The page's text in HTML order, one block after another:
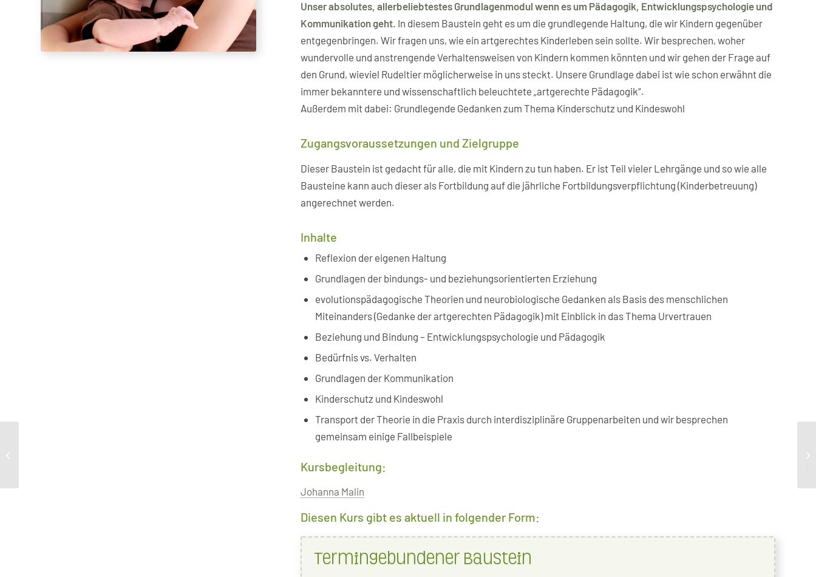
Unser absolutes, allerbeliebtestes Grundlagenmodul wenn es um Pädagogik, Entwicklungspsychologie und
Kommunikation geht. In diesem Baustein geht es um die grundlegende Haltung, die wir Kindern gegenüber
entgegenbringen. Wir fragen uns, wie ein artgerechtes Kinderleben sein sollte. Wir besprechen, woher
wundervolle und anstrengende Verhaltensweisen von Kindern kommen könnten und wir gehen der Frage auf
den Grund, wieviel Rudeltier möglicherweise in uns steckt. Unsere Grundlage dabei ist wie schon erwähnt die
immer bekanntere und wissenschaftlich beleuchtete „artgerechte Pädagogik“.
Außerdem mit dabei: Grundlegende Gedanken zum Thema Kinderschutz und Kindeswohl
Zugangsvoraussetzungen und Zielgruppe
Dieser Baustein ist gedacht für alle, die mit Kindern zu tun haben. Er ist Teil vieler Lehrgänge und so wie alle
Bausteine kann auch dieser als Fortbildung auf die jährliche Fortbildungsverpflichtung (Kinderbetreuung)
angerechnet werden.
Inhalte
Reflexion der eigenen Haltung
Grundlagen der bindungs- und beziehungsorientierten Erziehung
evolutionspädagogische Theorien und neurobiologische Gedanken als Basis des menschlichen
Miteinanders (Gedanke der artgerechten Pädagogik) mit Einblick in das Thema Urvertrauen
Beziehung und Bindung – Entwicklungspsychologie und Pädagogik
Bedürfnis vs. Verhalten
Grundlagen der Kommunikation
Kinderschutz und Kindeswohl
Transport der Theorie in die Praxis durch interdisziplinäre Gruppenarbeiten und wir besprechen
gemeinsam einige Fallbeispiele
Kursbegleitung:
Johanna Malin
Diesen Kurs gibt es aktuell in folgender Form:
Termingebundener Baustein